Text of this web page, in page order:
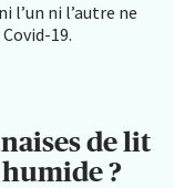
l’un ni l’autre ne
19.
de lit
?